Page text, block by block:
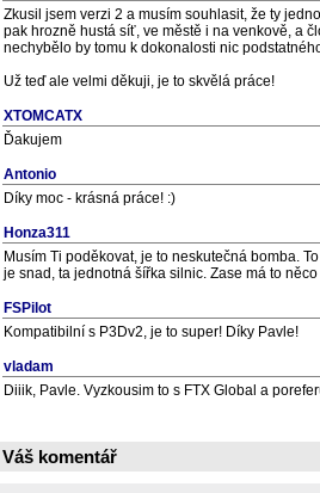
Zkusil jsem verzi 2 a musím souhlasit, že ty
pak hrozně hustá síť, ve městě i na venkově, a
nechybělo by tomu k dokonalosti nic
Už teď ale velmi děkuji, je to skvělá práce!
XTOMCATX
Ďakujem
Antonio
Díky moc - krásná práce! :)
Honza311
Musím Ti poděkovat, je to neskutečná bomba.
je snad, ta jednotná šířka silnic. Zase má to
FSPilot
Kompatibilní s P3Dv2, je to super! Díky Pavle!
vladam
Diiik, Pavle. Vyzkousim to s FTX Global a
Váš komentář